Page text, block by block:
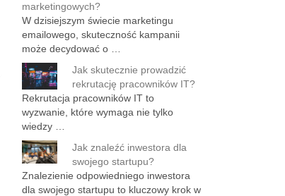
marketingowych?
W dzisiejszym świecie marketingu
emailowego, skuteczność kampanii
może decydować o …
Jak skutecznie prowadzić
rekrutację pracowników IT?
Rekrutacja pracowników IT to
wyzwanie, które wymaga nie tylko
wiedzy …
Jak znaleźć inwestora dla
swojego startupu?
Znalezienie odpowiedniego inwestora
dla swojego startupu to kluczowy krok w